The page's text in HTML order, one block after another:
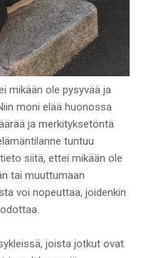
mikään ole pysyvää ja
moni elää huonossa
ja merkityksetöntä
tuntuu
siitä, ettei mikään ole
tai muuttumaan
voi nopeuttaa, joidenkin
joista jotkut ovat